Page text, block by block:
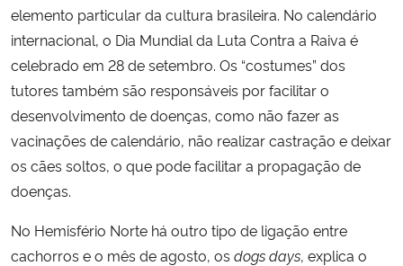
elemento particular da cultura brasileira. No calendário
internacional, o Dia Mundial da Luta Contra a Raiva é
celebrado em 28 de setembro. Os “costumes” dos
tutores também são responsáveis por facilitar o
desenvolvimento de doenças, como não fazer as
vacinações de calendário, não realizar castração e deixar
os cães soltos, o que pode facilitar a propagação de
doenças.
No Hemisfério Norte há outro tipo de ligação entre
cachorros e o mês de agosto, os dogs days, explica o